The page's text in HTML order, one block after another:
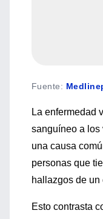
Fuente:
La enfermedad
sanguíneo a los
una causa
personas que
hallazgos de un
Esto contrasta